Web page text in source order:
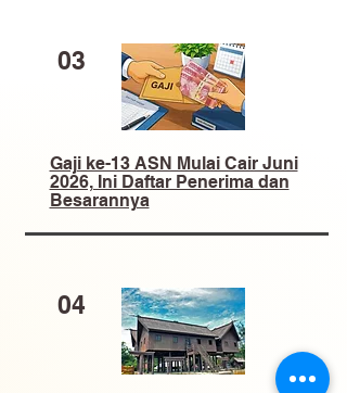
03
Gaji ke-13 ASN Mulai Cair Juni
2026, Ini Daftar Penerima dan
Besarannya
04